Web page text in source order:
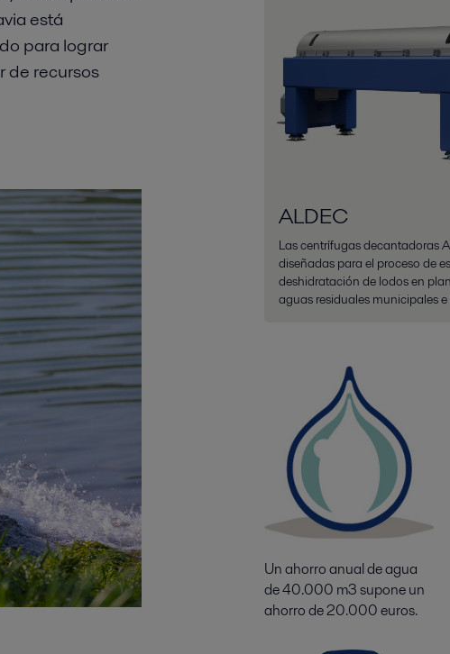
está
para lograr
de recursos
ALDEC
Las centrífugas decantadoras
diseñadas para el proceso de
deshidratación de lodos en
aguas residuales municipales
Un ahorro anual de agua
de 40.000 m3 supone un
ahorro de 20.000 euros.